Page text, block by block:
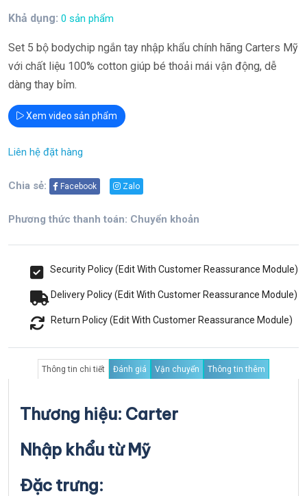
Khả dụng: 0 sản phẩm
Set 5 bộ bodychip ngắn tay nhập khẩu chính hãng Carters Mỹ
với chất liệu 100% cotton giúp bé thoải mái vận động, dễ
dàng thay bỉm.
Xem video sản phẩm
Liên hệ đặt hàng
Chia sẻ: Facebook Zalo
Phương thức thanh toán: Chuyển khoản
Security Policy (Edit With Customer Reassurance Module)
Delivery Policy (Edit With Customer Reassurance Module)
Return Policy (Edit With Customer Reassurance Module)
Thông tin chi tiết Đánh giá Vận chuyển Thông tin thêm
Thương hiệu: Carter
Nhập khẩu từ Mỹ
Đặc trưng: